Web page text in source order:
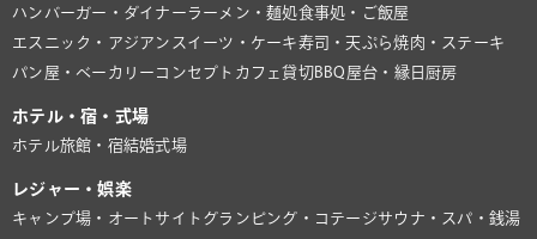
ハンバーガー・ダイナーラーメン・麺処食事処・ご飯屋
エスニック・アジアン スイーツ・ケーキ寿司・天ぷら焼肉・ステーキ
パン屋・ベーカリー コンセプトカフェ貸切BBQ 屋台・縁日 厨房
ホテル・宿・式場
ホテル旅館・宿結婚式場
レジャー・娯楽
キャンプ場・オートサイト グランピング・コテージサウナ・スパ・銭湯